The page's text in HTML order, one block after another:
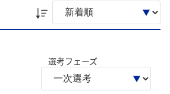
選考フェーズ